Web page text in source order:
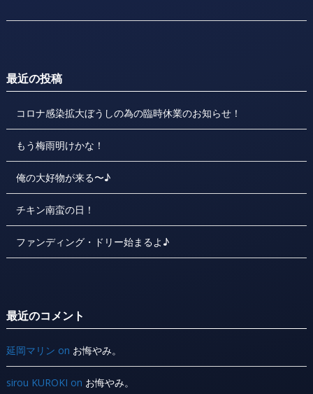
最近の投稿
コロナ感染拡大ぼうしの為の臨時休業のお知らせ！
もう梅雨明けかな！
俺の大好物が来る〜♪
チキン南蛮の日！
ファンディング・ドリー始まるよ♪
最近のコメント
延岡マリン on お悔やみ。
sirou KUROKI on お悔やみ。